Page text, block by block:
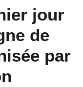
jour
de
par